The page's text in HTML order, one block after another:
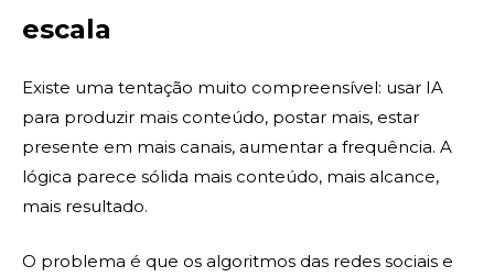
escala
Existe uma tentação muito compreensível: usar IA
para produzir mais conteúdo, postar mais, estar
presente em mais canais, aumentar a frequência. A
lógica parece sólida mais conteúdo, mais alcance,
mais resultado.
O problema é que os algoritmos das redes sociais e